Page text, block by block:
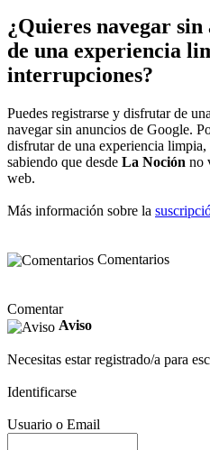
¿Quieres navegar
de una experiencia
interrupciones?
Puedes registrarse y disfrutar de una
navegar sin anuncios de Google.
disfrutar de una experiencia
sabiendo que desde La Noción no
web.
Más información sobre la
Comentarios
Comentar
Aviso
Necesitas estar registrado/a para
Identificarse
Usuario o Email